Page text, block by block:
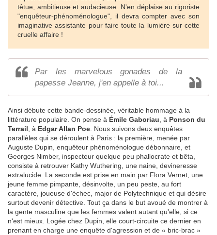
têtue, ambitieuse et audacieuse. N'en déplaise au rigoriste
"enquêteur-phénoménologue", il devra compter avec son
imaginative assistante pour faire toute la lumière sur cette
cruelle affaire !
Par les marvelous gonades de la
papesse Jeanne, j'en appelle à toi...
Ainsi débute cette bande-dessinée, véritable hommage à la
littérature populaire. On pense à Émile Gaboriau , à Ponson du
Terrail , à Edgar Allan Poe . Nous suivons deux enquêtes
parallèles qui se déroulent à Paris : la première, menée par
Auguste Dupin, enquêteur phénoménologue débonnaire, et
Georges Nimber, inspecteur quelque peu phallocrate et bêta,
consiste à retrouver Kathy Wuthering, une naine, devineresse
extralucide. La seconde est prise en main par Flora Vernet, une
jeune femme pimpante, désinvolte, un peu peste, au fort
caractère, joueuse d'échec, major de Polytechnique et qui désire
surtout devenir détective. Tout ça dans le but avoué de montrer à
la gente masculine que les femmes valent autant qu'elle, si ce
n'est mieux. Logée chez Dupin, elle court-circuite ce dernier en
prenant en charge une enquête d'agression et de « bric-brac »